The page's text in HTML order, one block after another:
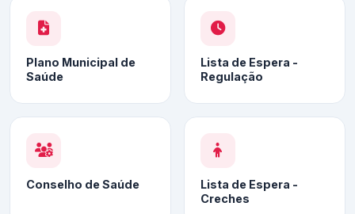
Plano Municipal de
Saúde
Lista de Espera -
Regulação
Conselho de Saúde
Lista de Espera -
Creches